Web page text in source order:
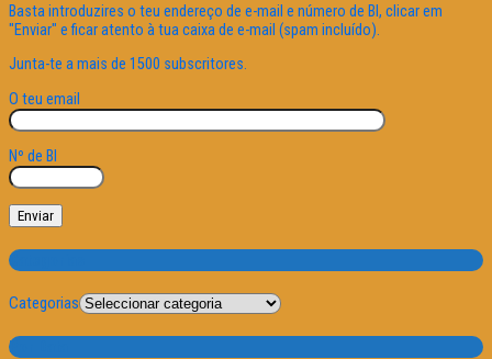
Basta introduzires o teu endereço de e-mail e número de BI, clicar em
"Enviar" e ficar atento à tua caixa de e-mail (spam incluído).
Junta-te a mais de 1500 subscritores.
O teu email
Nº de BI
Categorias
Categorias
Por Data